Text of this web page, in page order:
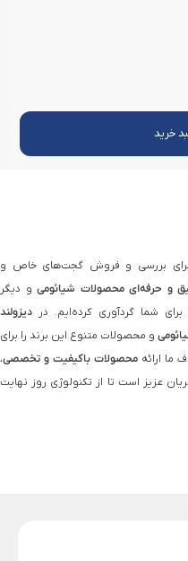
خرید
بررسی و فروش گجت‌های خاص و
و حرفه‌ای محصولات شیائومی و دیگر
شما گردآوری کرده‌ایم. در دیزولند
و محصولات متنوع این برند را برای
ارائه محصولات باکیفیت و تخصصی،
عزیز است تا از تکنولوژی روز نهایت